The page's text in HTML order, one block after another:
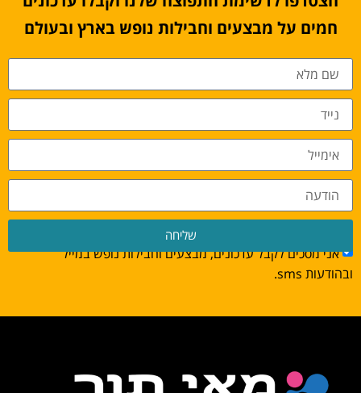
חמים על מבצעים וחבילות נופש בארץ ובעולם
אני מסכים לקבל עדכונים, מבצעים וחבילות נופש במייל
ובהודעות sms.
שליחה